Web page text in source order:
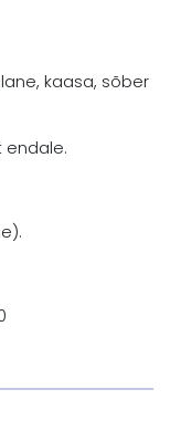
kaasa, sõber
endale.